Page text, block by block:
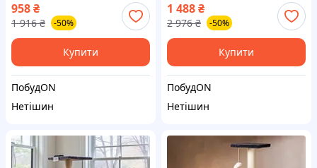
Стильні кігтеточки для
котів, NQE
958₴
1 916 ₴ -50%
Купити
ПобудON
Нетішин
1 488₴
2 976 ₴ -50%
Купити
ПобудON
Нетішин